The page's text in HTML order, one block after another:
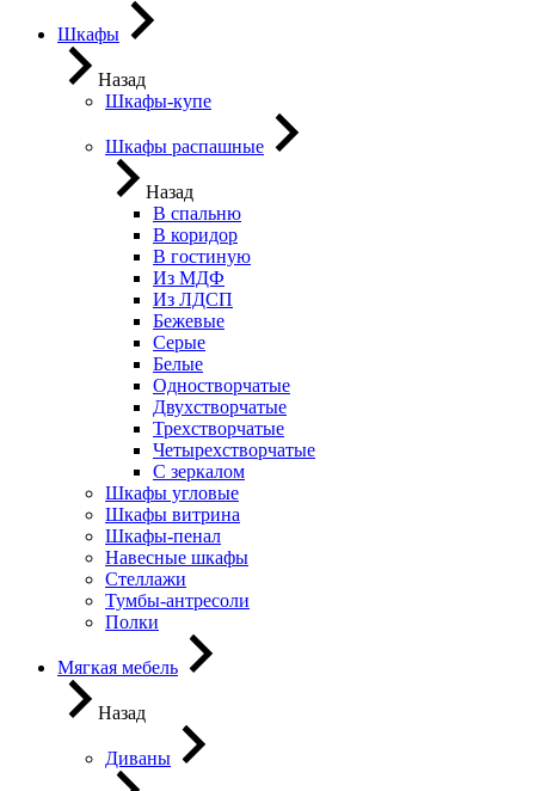
Шкафы
Назад
Шкафы-купе
Шкафы распашные
Назад
В спальню
В коридор
В гостиную
Из МДФ
Из ЛДСП
Бежевые
Серые
Белые
Одностворчатые
Двухстворчатые
Трехстворчатые
Четырехстворчатые
С зеркалом
Шкафы угловые
Шкафы витрина
Шкафы-пенал
Навесные шкафы
Стеллажи
Тумбы-антресоли
Полки
Мягкая мебель
Назад
Диваны